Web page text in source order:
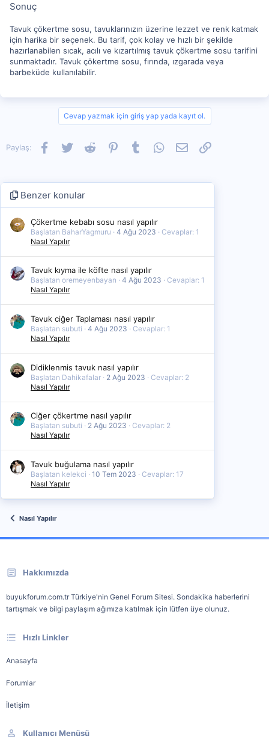
Sonuç
Tavuk çökertme sosu, tavuklarınızın üzerine lezzet ve renk katmak
için harika bir seçenek. Bu tarif, çok kolay ve hızlı bir şekilde
hazırlanabilen sıcak, acılı ve kızartılmış tavuk çökertme sosu tarifini
sunmaktadır. Tavuk çökertme sosu, fırında, ızgarada veya
barbeküde kullanılabilir.
Cevap yazmak için giriş yap yada kayıt ol.
Paylaş: Facebook
TwitterReddit PinterestTumblrWhatsApp
E-postaLink
Benzer konular
Çökertme kebabı sosu nasıl yapılır
Başlatan BaharYagmuru 4 Ağu 2023
Cevaplar: 1
Nasıl Yapılır
Tavuk kıyma ile köfte nasıl yapılır
Başlatan oremeyenbayan 4 Ağu 2023
Cevaplar: 1
Nasıl Yapılır
Tavuk ciğer Taplaması nasıl yapılır
Başlatan subuti 4 Ağu 2023
Cevaplar: 1
Nasıl Yapılır
Didiklenmis tavuk nasıl yapılır
Başlatan Dahikafalar 2 Ağu 2023
Cevaplar: 2
Nasıl Yapılır
Ciğer çökertme nasıl yapılır
Başlatan subuti 2 Ağu 2023
Cevaplar: 2
Nasıl Yapılır
Tavuk buğulama nasıl yapılır
Başlatan kelekci 10 Tem 2023
Cevaplar: 17
Nasıl Yapılır
Nasıl Yapılır
Hakkımızda
buyukforum.com.tr Türkiye'nin Genel Forum Sitesi. Sondakika haberlerini
tartışmak ve bilgi paylaşım ağımıza katılmak için lütfen üye olunuz.
Hızlı Linkler
Anasayfa
Forumlar
İletişim
Kullanıcı Menüsü